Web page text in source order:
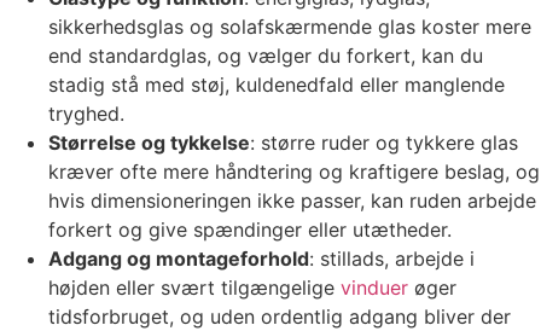
sikkerhedsglas og solafskærmende glas koster mere
end standardglas, og vælger du forkert, kan du
stadig stå med støj, kuldenedfald eller manglende
tryghed.
Størrelse og tykkelse: større ruder og tykkere glas
kræver ofte mere håndtering og kraftigere beslag, og
hvis dimensioneringen ikke passer, kan ruden arbejde
forkert og give spændinger eller utætheder.
Adgang og montageforhold: stillads, arbejde i
højden eller svært tilgængelige vinduer øger
tidsforbruget, og uden ordentlig adgang bliver der